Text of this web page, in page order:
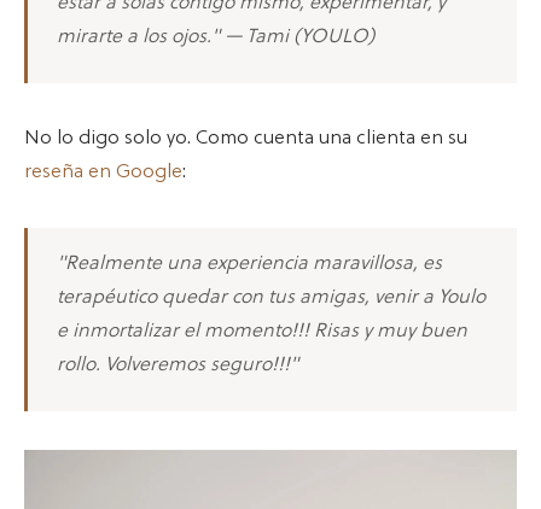
mirarte a los ojos." — Tami (YOULO)
No lo digo solo yo. Como cuenta una clienta en su
reseña en Google:
"Realmente una experiencia maravillosa, es
terapéutico quedar con tus amigas, venir a Youlo
e inmortalizar el momento!!! Risas y muy buen
rollo. Volveremos seguro!!!"